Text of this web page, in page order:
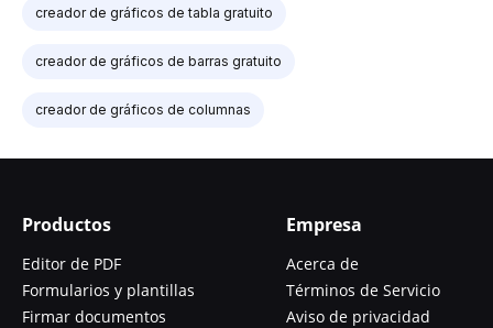
creador de gráficos de tabla gratuito
creador de gráficos de barras gratuito
creador de gráficos de columnas
Productos
Editor de PDF
Formularios y plantillas
Firmar documentos
Empresa
Acerca de
Términos de Servicio
Aviso de privacidad